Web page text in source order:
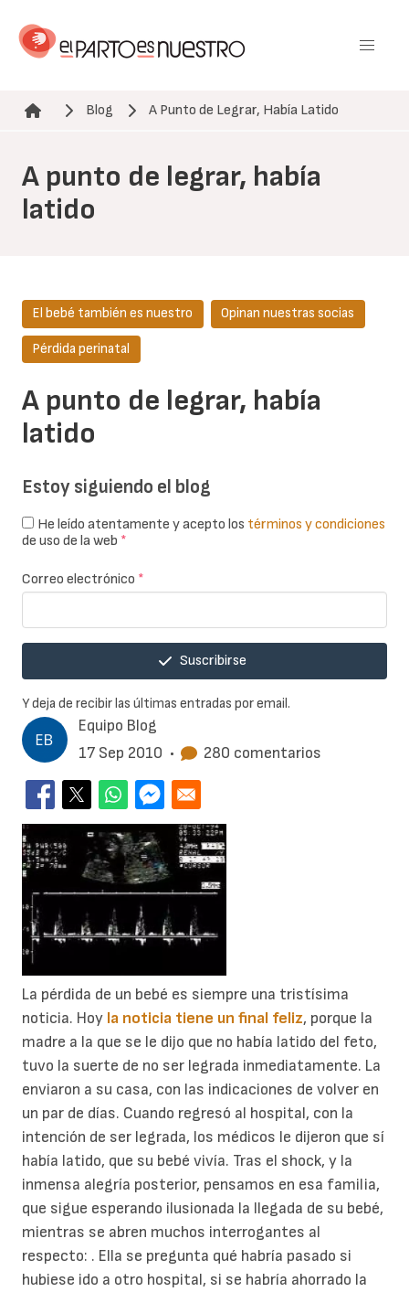
contenido
Ruta de navegación
Blog A Punto de Legrar, Había Latido
A punto de legrar, había
latido
Equipo Blog
17 Sep 2010 • 280 comentarios
A punto de legrar, había
latido
El bebé también es nuestro Opinan nuestras socias
Pérdida perinatal
La pérdida de un bebé es siempre una tristísima
noticia. Hoy la noticia tiene un final feliz, porque la
madre a la que se le dijo que no había latido del feto,
tuvo la suerte de no ser legrada inmediatamente. La
enviaron a su casa, con las indicaciones de volver en
un par de días. Cuando regresó al hospital, con la
intención de ser legrada, los médicos le dijeron que sí
había latido, que su bebé vivía. Tras el shock, y la
inmensa alegría posterior, pensamos en esa familia,
que sigue esperando ilusionada la llegada de su bebé,
mientras se abren muchos interrogantes al
respecto: . Ella se pregunta qué habría pasado si
hubiese ido a otro hospital, si se habría ahorrado la
Estoy siguiendo el blog
He leído atentamente y acepto los términos y condiciones
de uso de la web *
Correo electrónico *
Suscribirse
Y deja de recibir las últimas entradas por email.